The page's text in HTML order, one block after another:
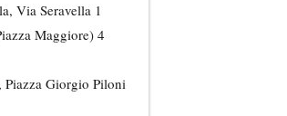
Via Seravella 1
Maggiore) 4
Giorgio Piloni